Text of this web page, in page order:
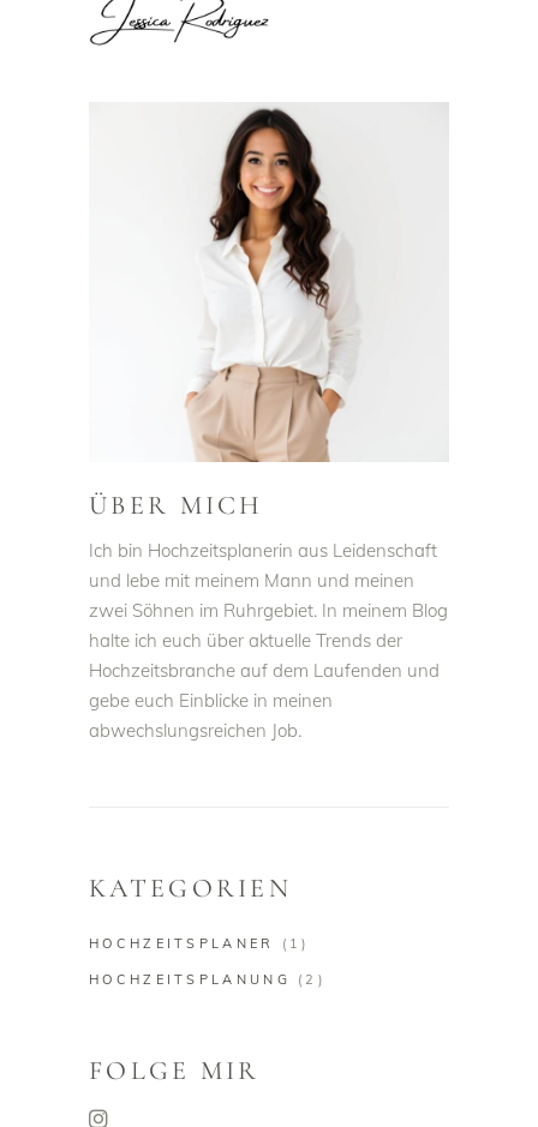
ÜBER MICH
Ich bin Hochzeitsplanerin aus Leidenschaft
und lebe mit meinem Mann und meinen
zwei Söhnen im Ruhrgebiet. In meinem Blog
halte ich euch über aktuelle Trends der
Hochzeitsbranche auf dem Laufenden und
gebe euch Einblicke in meinen
abwechslungsreichen Job.
KATEGORIEN
HOCHZEITSPLANER (1)
HOCHZEITSPLANUNG (2)
FOLGE MIR